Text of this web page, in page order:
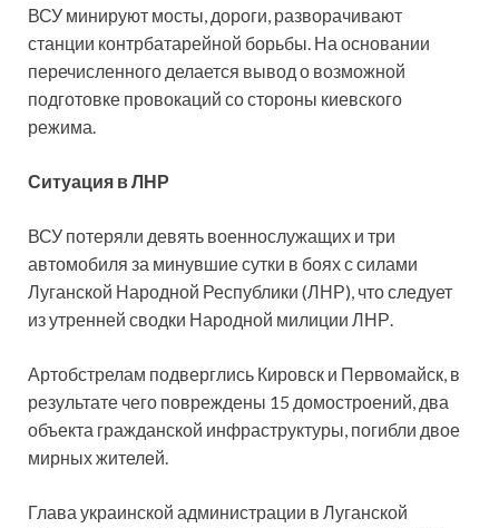
ВСУ минируют мосты, дороги, разворачивают
станции контрбатарейной борьбы. На основании
перечисленного делается вывод о возможной
подготовке провокаций со стороны киевского
режима.
Ситуация в ЛНР
ВСУ потеряли девять военнослужащих и три
автомобиля за минувшие сутки в боях с силами
Луганской Народной Республики (ЛНР), что следует
из утренней сводки Народной милиции ЛНР.
Артобстрелам подверглись Кировск и Первомайск, в
результате чего повреждены 15 домостроений, два
объекта гражданской инфраструктуры, погибли двое
мирных жителей.
Глава украинской администрации в Луганской